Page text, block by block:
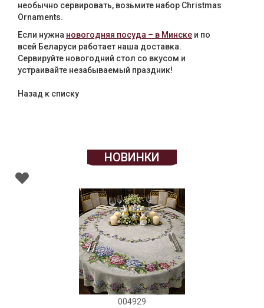
необычно сервировать, возьмите набор Christmas
Ornaments.
Если нужна новогодняя посуда – в Минске и по
всей Беларуси работает наша доставка.
Сервируйте новогодний стол со вкусом и
устраивайте незабываемый праздник!
Назад к списку
НОВИНКИ
004929